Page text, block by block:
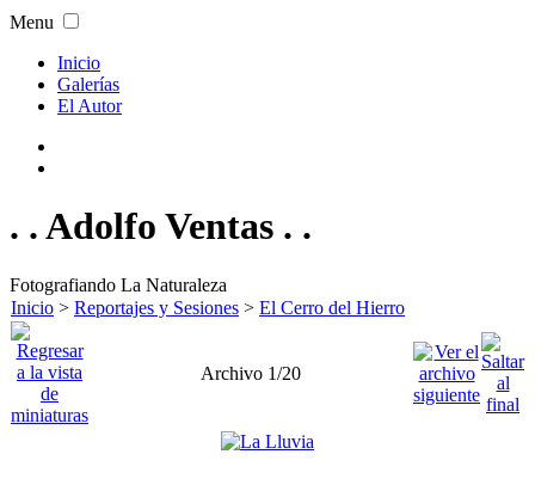
Menu
Inicio
Galerías
El Autor
. . Adolfo Ventas . .
Fotografiando La Naturaleza
Inicio > Reportajes y Sesiones > El Cerro del Hierro
Archivo 1/20